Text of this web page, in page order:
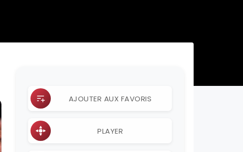
AJOUTER AUX FAVORIS
PLAYER